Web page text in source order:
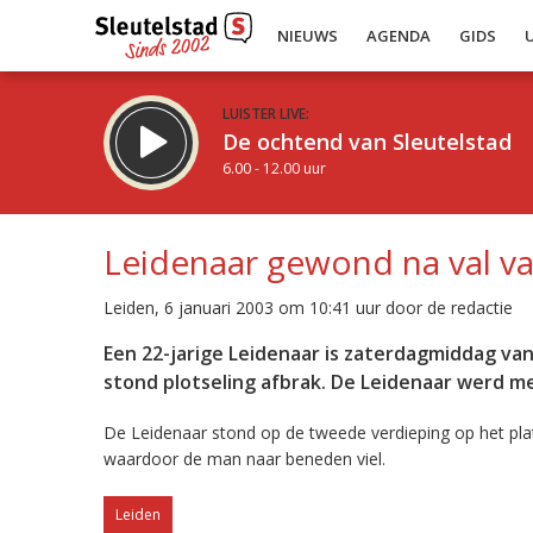
NIEUWS AGENDA GIDS
LUISTER LIVE:
De ochtend van Sleutelstad
6.00 - 12.00 uur
Inklappen
Leidenaar gewond na val
Leiden, 6 januari 2003 om 10:41 uur door de redactie
Een 22-jarige Leidenaar is zaterdagmiddag
stond plotseling afbrak. De Leidenaar werd
De Leidenaar stond op de tweede verdieping op het
waardoor de man naar beneden viel.
Leiden